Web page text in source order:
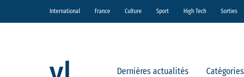
International France Culture Sport High Tech Sorties
Dernières actualités Catégories